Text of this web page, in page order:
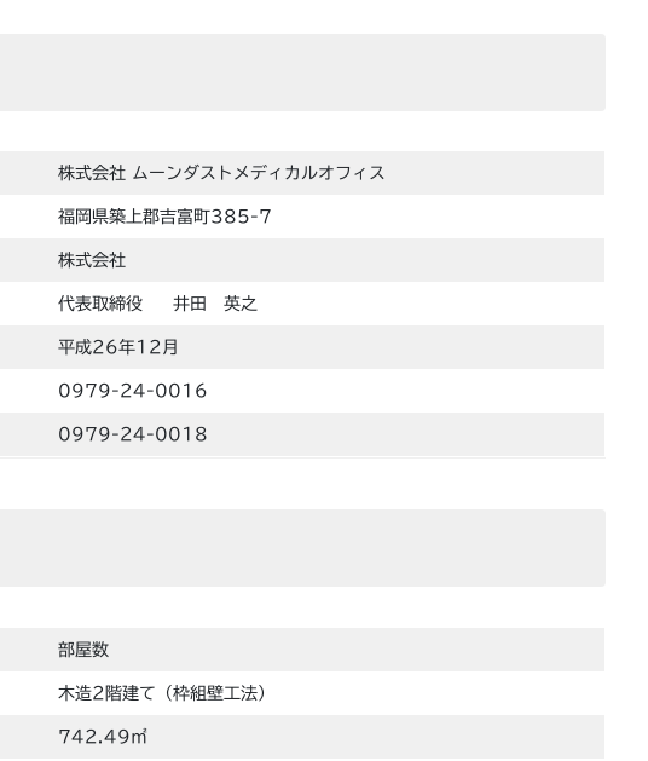
株式会社 ムーンダストメディカルオフィス
福岡県築上郡吉富町385-7
株式会社
代表取締役 井田 英之
平成26年12月
0979-24-0016
0979-24-0018
部屋数
木造2階建て（枠組壁工法）
742.49㎡